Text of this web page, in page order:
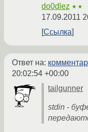
do0dlez ★★
17.09.2011
Ссылка
Ответ на:
20:02:54 +00:00
tailgunner
stdin -